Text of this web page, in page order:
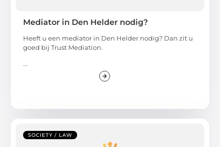
Mediator in Den Helder nodig?
Heeft u een mediator in Den Helder nodig? Dan zit u
goed bij Trust Mediation.
...
SOCIETY / LAW